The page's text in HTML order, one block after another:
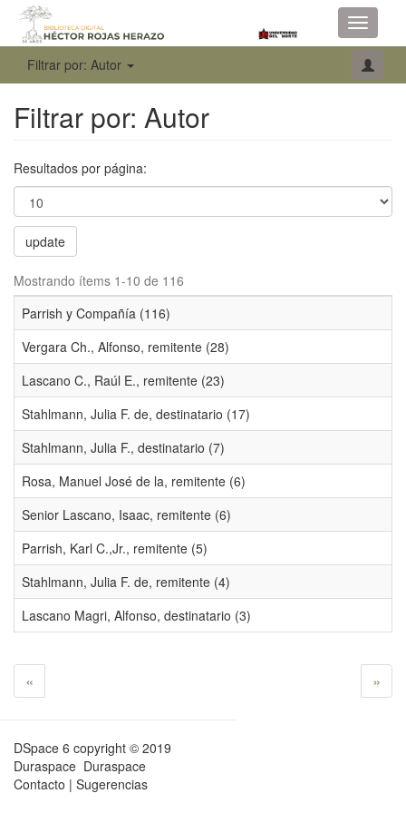
Toggle
Filtrar por: Autor
Filtrar por: Autor
Resultados por página:
update
Mostrando ítems 1-10 de 116
Parrish y Compañía (116)
Vergara Ch., Alfonso, remitente (28)
Lascano C., Raúl E., remitente (23)
Stahlmann, Julia F. de, destinatario (17)
Stahlmann, Julia F., destinatario (7)
Rosa, Manuel José de la, remitente (6)
Senior Lascano, Isaac, remitente (6)
Parrish, Karl C.,Jr., remitente (5)
Stahlmann, Julia F. de, remitente (4)
Lascano Magri, Alfonso, destinatario (3)
« »
DSpace 6 copyright © 2019
Duraspace Duraspace
Contacto | Sugerencias